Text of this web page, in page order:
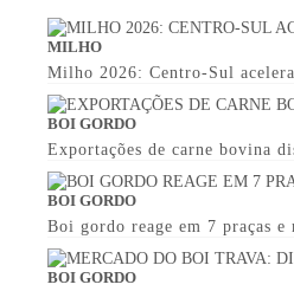
MILHO
Milho 2026: Centro-Sul
BOI GORDO
Exportações de carne bovina
BOI GORDO
Boi gordo reage em 7 praças
BOI GORDO